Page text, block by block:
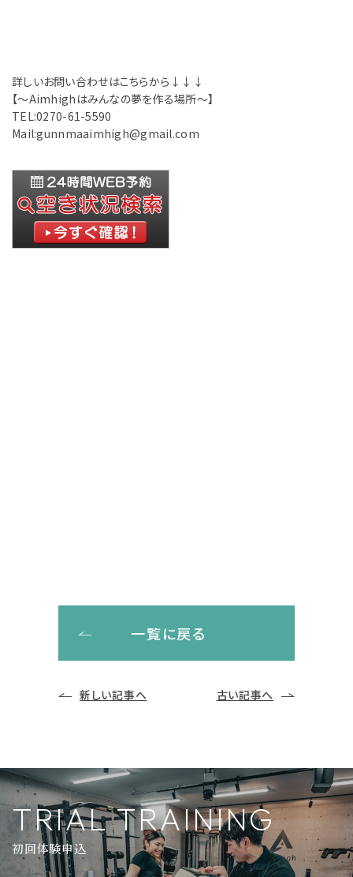
詳しいお問い合わせはこちらから↓↓↓
【～Aimhighはみんなの夢を作る場所～】
TEL:0270-61-5590
Mail:gunnmaaimhigh@gmail.com
一覧に戻る
新しい記事へ 古い記事へ
TRIAL TRAINING
初回体験申込